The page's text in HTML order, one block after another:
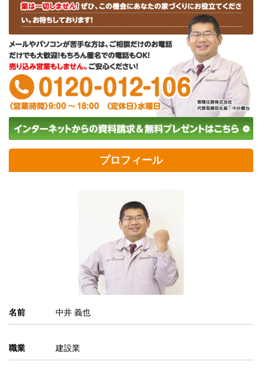
プロフィール
名前 中井 義也
職業 建設業